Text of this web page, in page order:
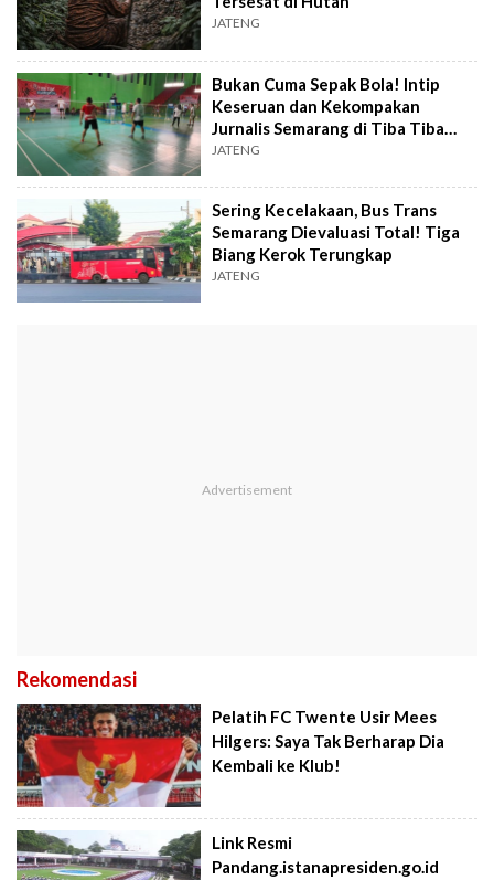
JATENG
Bukan Cuma Sepak Bola! Intip
Keseruan dan Kekompakan
Jurnalis Semarang di Tiba Tiba
Badminton 2025
JATENG
Sering Kecelakaan, Bus Trans
Semarang Dievaluasi Total! Tiga
Biang Kerok Terungkap
JATENG
Rekomendasi
Pelatih FC Twente Usir Mees
Hilgers: Saya Tak Berharap Dia
Kembali ke Klub!
Link Resmi
Pandang.istanapresiden.go.id